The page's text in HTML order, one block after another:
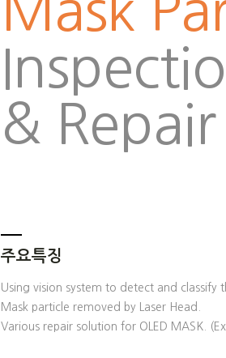
& Repair
주요특징
Using vision system to detect and classify
Mask particle removed by Laser Head.
Various repair solution for OLED MASK.